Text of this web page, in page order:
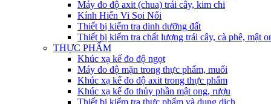
Máy đo độ axit (chua) trái cây, kim chi
Kính Hiển Vi Soi Nổi
Thiết bị kiểm tra dinh dưỡng đất
Thiết bị kiểm tra chất lượng trái cây, cà phê, mật
THỰC PHẨM
Khúc xạ kế đo độ ngọt
Máy đo độ mặn trong thực phẩm, muối
Khúc xạ kế đo độ axit trong thực phẩm
Khúc xạ kế đo thủy phần mật ong, rượu
Thiết bị kiểm tra thực phẩm và dung dịch